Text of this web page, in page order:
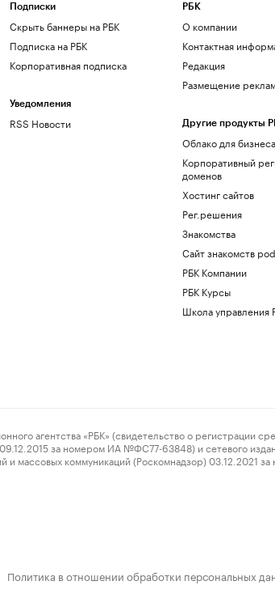
Подписки
Скрыть баннеры на РБК
Подписка на РБК
Корпоративная подписка
Уведомления
RSS Новости
РБК
О компании
Контактная
Редакция
Размещение
Другие продукты
Облако для бизнеса
Корпоративный
доменов
Хостинг сайтов
Рег.решения
Знакомства
Сайт знакомств
РБК Компании
РБК Курсы
Школа управления
«РБК» (свидетельство о регистрации
за номером ИА №ФС77-63848) и сетевого
массовых коммуникаций (Роскомнадзор)
Политика в отношении обработки персональных